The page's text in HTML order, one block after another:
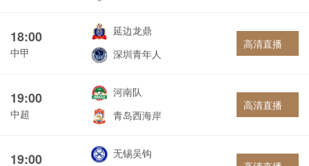
18:00
中甲
延边龙鼎
深圳青年人
高清直播
19:00
中超
河南队
青岛西海岸
高清直播
19:00
无锡吴钩